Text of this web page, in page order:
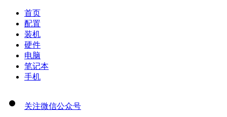
首页
配置
装机
硬件
电脑
笔记本
手机
关注微信公众号